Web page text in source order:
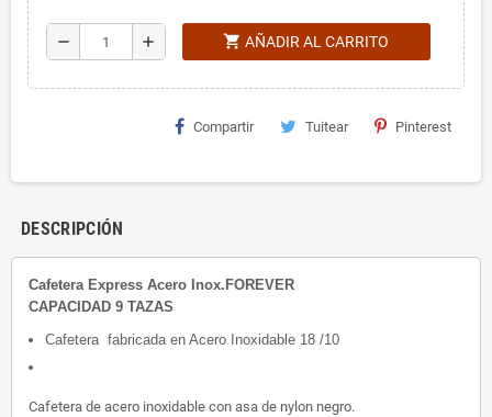
remove add shopping_cart AÑADIR AL CARRITO
Compartir Tuitear Pinterest
DESCRIPCIÓN
Cafetera Express Acero Inox.FOREVER
CAPACIDAD 9 TAZAS
Cafetera fabricada en Acero Inoxidable 18 /10
Cafetera de acero inoxidable con asa de nylon negro.